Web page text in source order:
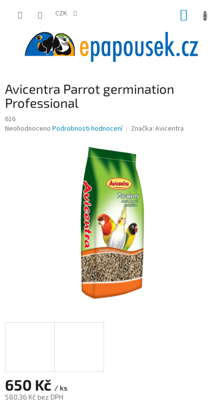
CZK
Avicentra Parrot germination
Professional
616
Průměrné
Neohodnoceno Podrobnosti hodnocení Značka: Avicentra
650 Kč / ks
580,36 Kč bez DPH